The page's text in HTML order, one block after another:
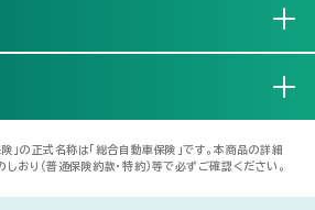
」の正式名称は「総合自動車保険」です。本商品の詳細
おり（普通保険約款・特約）等で必ずご確認ください。